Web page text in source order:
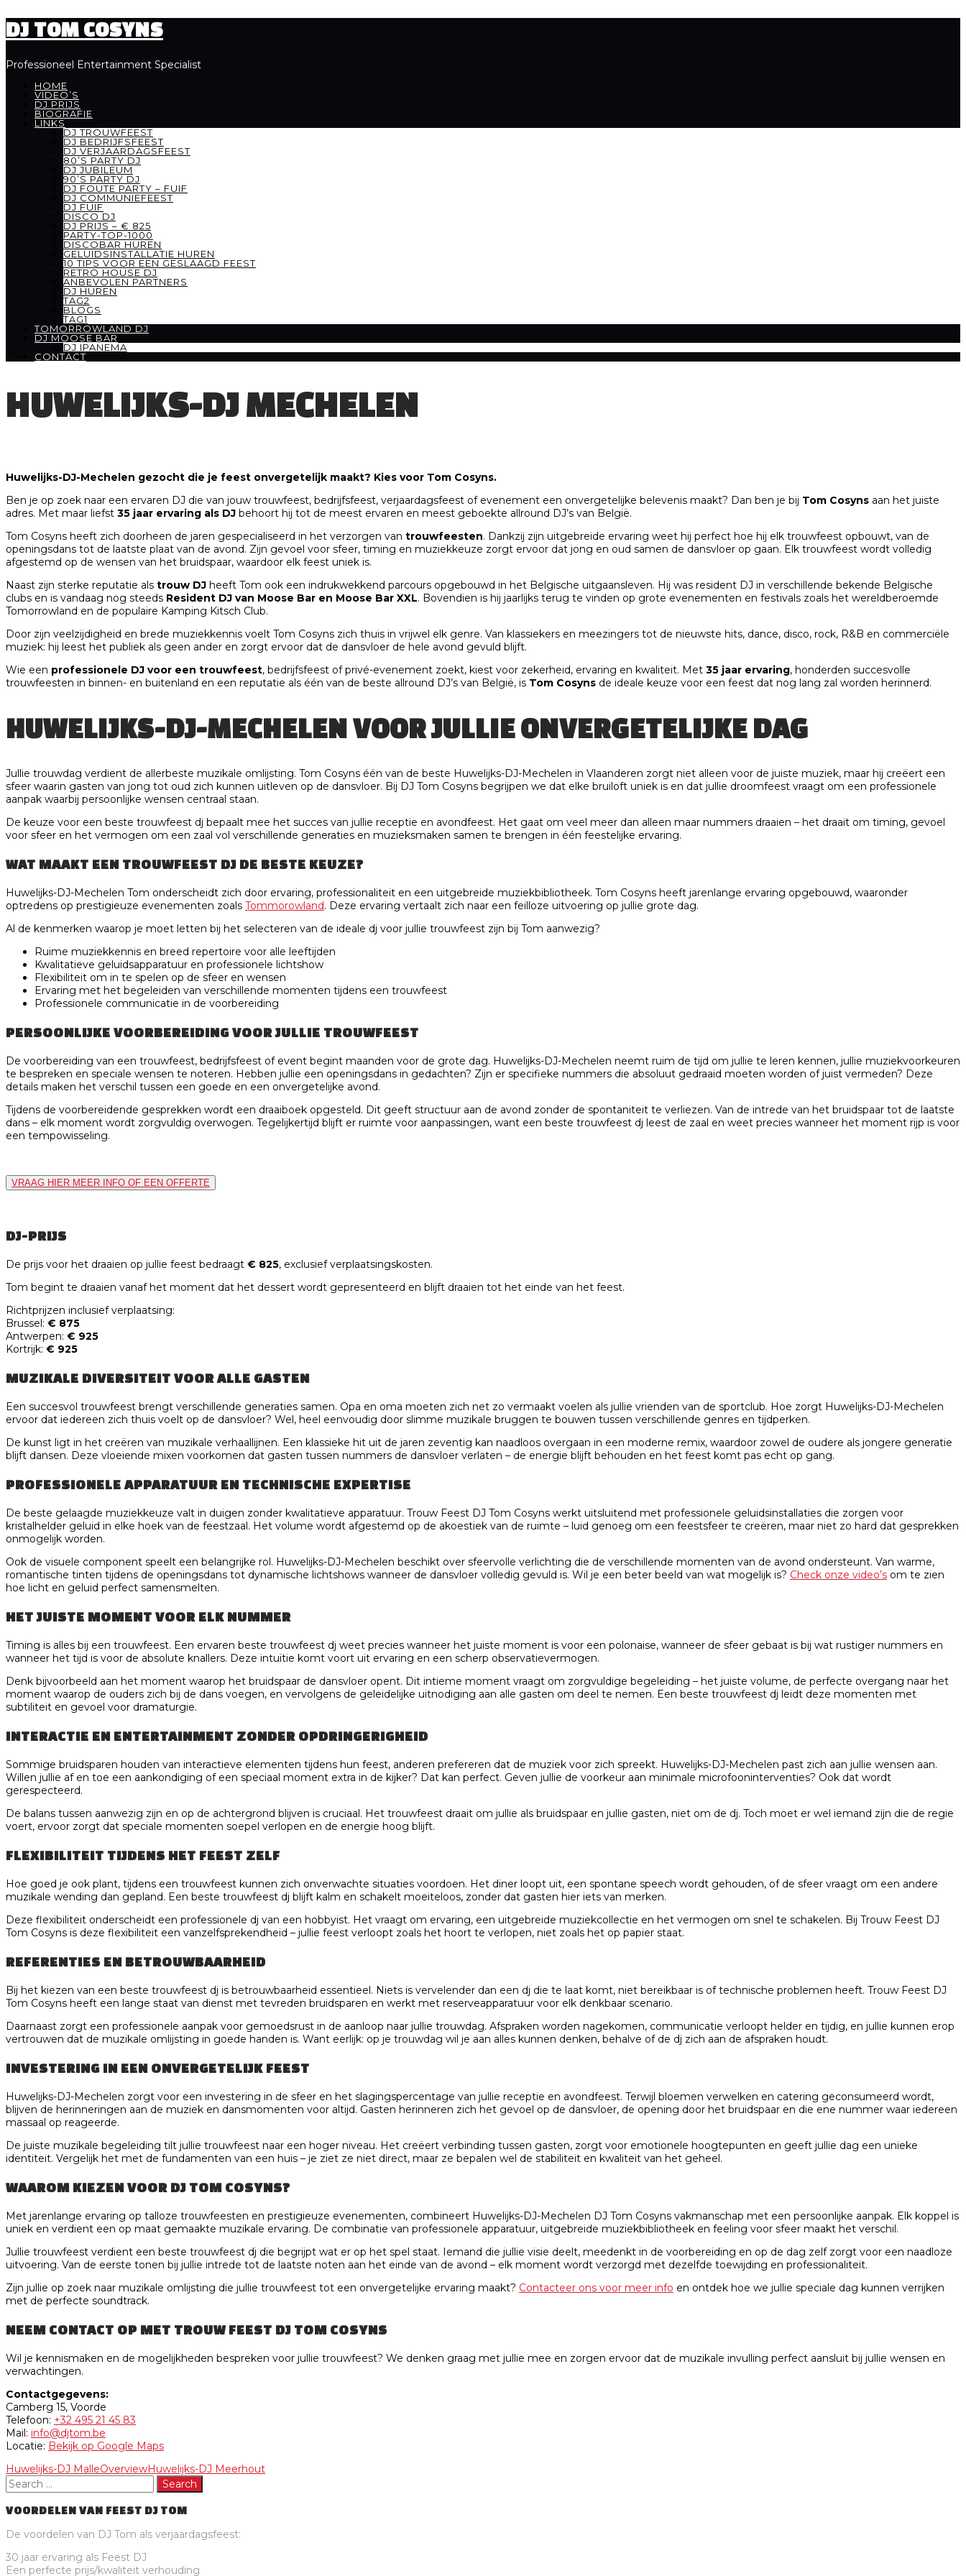
DJ TOM COSYNS
Professioneel Entertainment Specialist
HOME
VIDEO’S
DJ PRIJS
BIOGRAFIE
LINKS
DJ TROUWFEEST
DJ BEDRIJFSFEEST
DJ VERJAARDAGSFEEST
80’S PARTY DJ
DJ JUBILEUM
90’S PARTY DJ
DJ FOUTE PARTY – FUIF
DJ COMMUNIEFEEST
DJ FUIF
DISCO DJ
DJ PRIJS – € 825
PARTY-TOP-1000
DISCOBAR HUREN
GELUIDSINSTALLATIE HUREN
10 TIPS VOOR EEN GESLAAGD FEEST
RETRO HOUSE DJ
ANBEVOLEN PARTNERS
DJ HUREN
TAG2
BLOGS
TAG1
TOMORROWLAND DJ
DJ MOOSE BAR
DJ IPANEMA
CONTACT
HUWELIJKS-DJ MECHELEN
Huwelijks-DJ-Mechelen gezocht die je feest onvergetelijk maakt? Kies voor Tom Cosyns.
Ben je op zoek naar een ervaren DJ die van jouw trouwfeest, bedrijfsfeest, verjaardagsfeest of evenement een onvergetelijke belevenis maakt? Dan ben je bij Tom Cosyns aan het juiste
adres. Met maar liefst 35 jaar ervaring als DJ behoort hij tot de meest ervaren en meest geboekte allround DJ’s van België.
Tom Cosyns heeft zich doorheen de jaren gespecialiseerd in het verzorgen van trouwfeesten. Dankzij zijn uitgebreide ervaring weet hij perfect hoe hij elk trouwfeest opbouwt, van de
openingsdans tot de laatste plaat van de avond. Zijn gevoel voor sfeer, timing en muziekkeuze zorgt ervoor dat jong en oud samen de dansvloer op gaan. Elk trouwfeest wordt volledig
afgestemd op de wensen van het bruidspaar, waardoor elk feest uniek is.
Naast zijn sterke reputatie als trouw DJ heeft Tom ook een indrukwekkend parcours opgebouwd in het Belgische uitgaansleven. Hij was resident DJ in verschillende bekende Belgische
clubs en is vandaag nog steeds Resident DJ van Moose Bar en Moose Bar XXL. Bovendien is hij jaarlijks terug te vinden op grote evenementen en festivals zoals het wereldberoemde
Tomorrowland en de populaire Kamping Kitsch Club.
Door zijn veelzijdigheid en brede muziekkennis voelt Tom Cosyns zich thuis in vrijwel elk genre. Van klassiekers en meezingers tot de nieuwste hits, dance, disco, rock, R&B en commerciële
muziek: hij leest het publiek als geen ander en zorgt ervoor dat de dansvloer de hele avond gevuld blijft.
Wie een professionele DJ voor een trouwfeest, bedrijfsfeest of privé-evenement zoekt, kiest voor zekerheid, ervaring en kwaliteit. Met 35 jaar ervaring, honderden succesvolle
trouwfeesten in binnen- en buitenland en een reputatie als één van de beste allround DJ’s van België, is Tom Cosyns de ideale keuze voor een feest dat nog lang zal worden herinnerd.
HUWELIJKS-DJ-MECHELEN VOOR JULLIE ONVERGETELIJKE DAG
Jullie trouwdag verdient de allerbeste muzikale omlijsting. Tom Cosyns één van de beste Huwelijks-DJ-Mechelen in Vlaanderen zorgt niet alleen voor de juiste muziek, maar hij creëert een
sfeer waarin gasten van jong tot oud zich kunnen uitleven op de dansvloer. Bij DJ Tom Cosyns begrijpen we dat elke bruiloft uniek is en dat jullie droomfeest vraagt om een professionele
aanpak waarbij persoonlijke wensen centraal staan.
De keuze voor een beste trouwfeest dj bepaalt mee het succes van jullie receptie en avondfeest. Het gaat om veel meer dan alleen maar nummers draaien – het draait om timing, gevoel
voor sfeer en het vermogen om een zaal vol verschillende generaties en muzieksmaken samen te brengen in één feestelijke ervaring.
WAT MAAKT EEN TROUWFEEST DJ DE BESTE KEUZE?
Huwelijks-DJ-Mechelen Tom onderscheidt zich door ervaring, professionaliteit en een uitgebreide muziekbibliotheek. Tom Cosyns heeft jarenlange ervaring opgebouwd, waaronder
optredens op prestigieuze evenementen zoals Tommorowland. Deze ervaring vertaalt zich naar een feilloze uitvoering op jullie grote dag.
Al de kenmerken waarop je moet letten bij het selecteren van de ideale dj voor jullie trouwfeest zijn bij Tom aanwezig?
Ruime muziekkennis en breed repertoire voor alle leeftijden
Kwalitatieve geluidsapparatuur en professionele lichtshow
Flexibiliteit om in te spelen op de sfeer en wensen
Ervaring met het begeleiden van verschillende momenten tijdens een trouwfeest
Professionele communicatie in de voorbereiding
PERSOONLIJKE VOORBEREIDING VOOR JULLIE TROUWFEEST
De voorbereiding van een trouwfeest, bedrijfsfeest of event begint maanden voor de grote dag. Huwelijks-DJ-Mechelen neemt ruim de tijd om jullie te leren kennen, jullie muziekvoorkeuren
te bespreken en speciale wensen te noteren. Hebben jullie een openingsdans in gedachten? Zijn er specifieke nummers die absoluut gedraaid moeten worden of juist vermeden? Deze
details maken het verschil tussen een goede en een onvergetelijke avond.
Tijdens de voorbereidende gesprekken wordt een draaiboek opgesteld. Dit geeft structuur aan de avond zonder de spontaniteit te verliezen. Van de intrede van het bruidspaar tot de laatste
dans – elk moment wordt zorgvuldig overwogen. Tegelijkertijd blijft er ruimte voor aanpassingen, want een beste trouwfeest dj leest de zaal en weet precies wanneer het moment rijp is voor
een tempowisseling.
VRAAG HIER MEER INFO OF EEN OFFERTE
DJ-PRIJS
De prijs voor het draaien op jullie feest bedraagt € 825, exclusief verplaatsingskosten.
Tom begint te draaien vanaf het moment dat het dessert wordt gepresenteerd en blijft draaien tot het einde van het feest.
Richtprijzen inclusief verplaatsing:
Brussel: € 875
Antwerpen: € 925
Kortrijk: € 925
MUZIKALE DIVERSITEIT VOOR ALLE GASTEN
Een succesvol trouwfeest brengt verschillende generaties samen. Opa en oma moeten zich net zo vermaakt voelen als jullie vrienden van de sportclub. Hoe zorgt Huwelijks-DJ-Mechelen
ervoor dat iedereen zich thuis voelt op de dansvloer? Wel, heel eenvoudig door slimme muzikale bruggen te bouwen tussen verschillende genres en tijdperken.
De kunst ligt in het creëren van muzikale verhaallijnen. Een klassieke hit uit de jaren zeventig kan naadloos overgaan in een moderne remix, waardoor zowel de oudere als jongere generatie
blijft dansen. Deze vloeiende mixen voorkomen dat gasten tussen nummers de dansvloer verlaten – de energie blijft behouden en het feest komt pas echt op gang.
PROFESSIONELE APPARATUUR EN TECHNISCHE EXPERTISE
De beste gelaagde muziekkeuze valt in duigen zonder kwalitatieve apparatuur. Trouw Feest DJ Tom Cosyns werkt uitsluitend met professionele geluidsinstallaties die zorgen voor
kristalhelder geluid in elke hoek van de feestzaal. Het volume wordt afgestemd op de akoestiek van de ruimte – luid genoeg om een feestsfeer te creëren, maar niet zo hard dat gesprekken
onmogelijk worden.
Ook de visuele component speelt een belangrijke rol. Huwelijks-DJ-Mechelen beschikt over sfeervolle verlichting die de verschillende momenten van de avond ondersteunt. Van warme,
romantische tinten tijdens de openingsdans tot dynamische lichtshows wanneer de dansvloer volledig gevuld is. Wil je een beter beeld van wat mogelijk is? Check onze video’s om te zien
hoe licht en geluid perfect samensmelten.
HET JUISTE MOMENT VOOR ELK NUMMER
Timing is alles bij een trouwfeest. Een ervaren beste trouwfeest dj weet precies wanneer het juiste moment is voor een polonaise, wanneer de sfeer gebaat is bij wat rustiger nummers en
wanneer het tijd is voor de absolute knallers. Deze intuïtie komt voort uit ervaring en een scherp observatievermogen.
Denk bijvoorbeeld aan het moment waarop het bruidspaar de dansvloer opent. Dit intieme moment vraagt om zorgvuldige begeleiding – het juiste volume, de perfecte overgang naar het
moment waarop de ouders zich bij de dans voegen, en vervolgens de geleidelijke uitnodiging aan alle gasten om deel te nemen. Een beste trouwfeest dj leidt deze momenten met
subtiliteit en gevoel voor dramaturgie.
INTERACTIE EN ENTERTAINMENT ZONDER OPDRINGERIGHEID
Sommige bruidsparen houden van interactieve elementen tijdens hun feest, anderen prefereren dat de muziek voor zich spreekt. Huwelijks-DJ-Mechelen past zich aan jullie wensen aan.
Willen jullie af en toe een aankondiging of een speciaal moment extra in de kijker? Dat kan perfect. Geven jullie de voorkeur aan minimale microfooninterventies? Ook dat wordt
gerespecteerd.
De balans tussen aanwezig zijn en op de achtergrond blijven is cruciaal. Het trouwfeest draait om jullie als bruidspaar en jullie gasten, niet om de dj. Toch moet er wel iemand zijn die de regie
voert, ervoor zorgt dat speciale momenten soepel verlopen en de energie hoog blijft.
FLEXIBILITEIT TIJDENS HET FEEST ZELF
Hoe goed je ook plant, tijdens een trouwfeest kunnen zich onverwachte situaties voordoen. Het diner loopt uit, een spontane speech wordt gehouden, of de sfeer vraagt om een andere
muzikale wending dan gepland. Een beste trouwfeest dj blijft kalm en schakelt moeiteloos, zonder dat gasten hier iets van merken.
Deze flexibiliteit onderscheidt een professionele dj van een hobbyist. Het vraagt om ervaring, een uitgebreide muziekcollectie en het vermogen om snel te schakelen. Bij Trouw Feest DJ
Tom Cosyns is deze flexibiliteit een vanzelfsprekendheid – jullie feest verloopt zoals het hoort te verlopen, niet zoals het op papier staat.
REFERENTIES EN BETROUWBAARHEID
Bij het kiezen van een beste trouwfeest dj is betrouwbaarheid essentieel. Niets is vervelender dan een dj die te laat komt, niet bereikbaar is of technische problemen heeft. Trouw Feest DJ
Tom Cosyns heeft een lange staat van dienst met tevreden bruidsparen en werkt met reserveapparatuur voor elk denkbaar scenario.
Daarnaast zorgt een professionele aanpak voor gemoedsrust in de aanloop naar jullie trouwdag. Afspraken worden nagekomen, communicatie verloopt helder en tijdig, en jullie kunnen erop
vertrouwen dat de muzikale omlijsting in goede handen is. Want eerlijk: op je trouwdag wil je aan alles kunnen denken, behalve of de dj zich aan de afspraken houdt.
INVESTERING IN EEN ONVERGETELIJK FEEST
Huwelijks-DJ-Mechelen zorgt voor een investering in de sfeer en het slagingspercentage van jullie receptie en avondfeest. Terwijl bloemen verwelken en catering geconsumeerd wordt,
blijven de herinneringen aan de muziek en dansmomenten voor altijd. Gasten herinneren zich het gevoel op de dansvloer, de opening door het bruidspaar en die ene nummer waar iedereen
massaal op reageerde.
De juiste muzikale begeleiding tilt jullie trouwfeest naar een hoger niveau. Het creëert verbinding tussen gasten, zorgt voor emotionele hoogtepunten en geeft jullie dag een unieke
identiteit. Vergelijk het met de fundamenten van een huis – je ziet ze niet direct, maar ze bepalen wel de stabiliteit en kwaliteit van het geheel.
WAAROM KIEZEN VOOR DJ TOM COSYNS?
Met jarenlange ervaring op talloze trouwfeesten en prestigieuze evenementen, combineert Huwelijks-DJ-Mechelen DJ Tom Cosyns vakmanschap met een persoonlijke aanpak. Elk koppel is
uniek en verdient een op maat gemaakte muzikale ervaring. De combinatie van professionele apparatuur, uitgebreide muziekbibliotheek en feeling voor sfeer maakt het verschil.
Jullie trouwfeest verdient een beste trouwfeest dj die begrijpt wat er op het spel staat. Iemand die jullie visie deelt, meedenkt in de voorbereiding en op de dag zelf zorgt voor een naadloze
uitvoering. Van de eerste tonen bij jullie intrede tot de laatste noten aan het einde van de avond – elk moment wordt verzorgd met dezelfde toewijding en professionaliteit.
Zijn jullie op zoek naar muzikale omlijsting die jullie trouwfeest tot een onvergetelijke ervaring maakt? Contacteer ons voor meer info en ontdek hoe we jullie speciale dag kunnen verrijken
met de perfecte soundtrack.
NEEM CONTACT OP MET TROUW FEEST DJ TOM COSYNS
Wil je kennismaken en de mogelijkheden bespreken voor jullie trouwfeest? We denken graag met jullie mee en zorgen ervoor dat de muzikale invulling perfect aansluit bij jullie wensen en
verwachtingen.
Contactgegevens:
Camberg 15, Voorde
Telefoon: +32 495 21 45 83
Mail: info@djtom.be
Locatie: Bekijk op Google Maps
Huwelijks-DJ MalleOverviewHuwelijks-DJ Meerhout
VOORDELEN VAN FEEST DJ TOM
De voordelen van DJ Tom als verjaardagsfeest:
30 jaar ervaring als Feest DJ
Een perfecte prijs/kwaliteit verhouding